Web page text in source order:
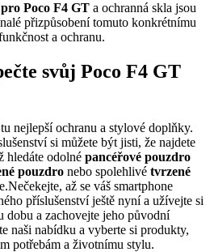
Poco F4 GT a ochranná skla jsou
přizpůsobení tomuto konkrétnímu
a ochranu.
svůj Poco F4 GT
nejlepší ochranu a stylové doplňky.
si můžete být jisti, že najdete
hledáte odolné pancéřové pouzdro
pouzdro nebo spolehlivé tvrzené
až se váš smartphone
příslušenství ještě nyní a užívejte si
a zachovejte jeho původní
naši nabídku a vyberte si produkty,
potřebám a životnímu stylu.